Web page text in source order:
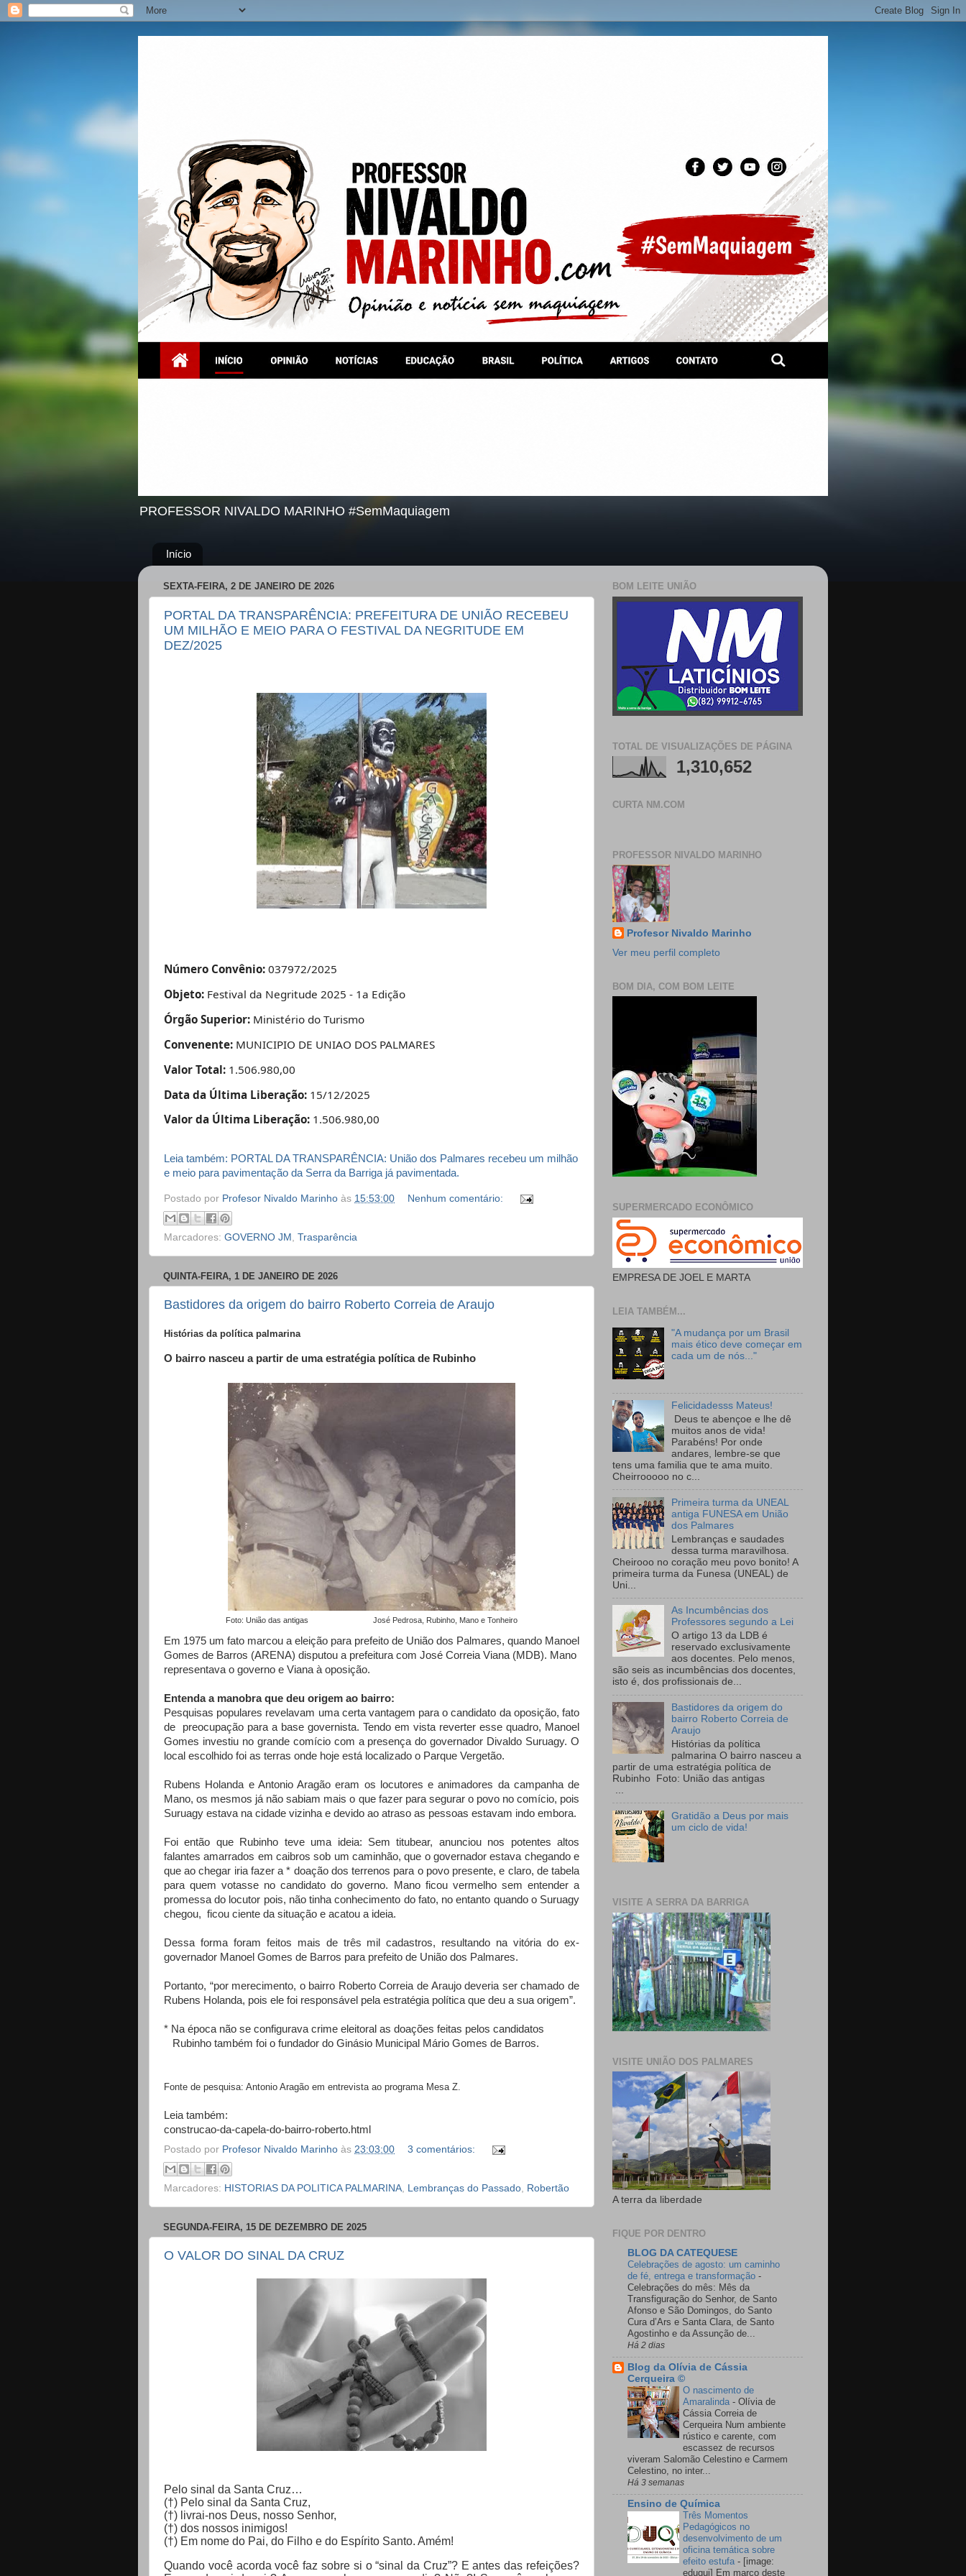
PROFESSOR NIVALDO MARINHO #SemMaquiagem
Início
SEXTA-FEIRA, 2 DE JANEIRO DE 2026
PORTAL DA TRANSPARÊNCIA: PREFEITURA DE UNIÃO RECEBEU
UM MILHÃO E MEIO PARA O FESTIVAL DA NEGRITUDE EM
DEZ/2025
Número Convênio: 037972/2025
Objeto: Festival da Negritude 2025 - 1a Edição
Órgão Superior: Ministério do Turismo
Convenente: MUNICIPIO DE UNIAO DOS PALMARES
Valor Total: 1.506.980,00
Data da Última Liberação: 15/12/2025
Valor da Última Liberação: 1.506.980,00
Leia também: PORTAL DA TRANSPARÊNCIA: União dos Palmares recebeu um milhão
e meio para pavimentação da Serra da Barriga já pavimentada.
Postado por Profesor Nivaldo Marinho às 15:53:00 Nenhum comentário:
Marcadores: GOVERNO JM Trasparência
QUINTA-FEIRA, 1 DE JANEIRO DE 2026
Bastidores da origem do bairro Roberto Correia de Araujo
Histórias da política palmarina
O bairro nasceu a partir de uma estratégia política de Rubinho
Foto: União das antigas José Pedrosa, Rubinho, Mano e Tonheiro
Em 1975 um fato marcou a eleição para prefeito de União dos Palmares, quando Manoel
Gomes de Barros (ARENA) disputou a prefeitura com José Correia Viana (MDB). Mano
representava o governo e Viana à oposição.
Entenda a manobra que deu origem ao bairro:
Pesquisas populares revelavam uma certa vantagem para o candidato da oposição, fato
de preocupação para a base governista. Tendo em vista reverter esse quadro, Manoel
Gomes investiu no grande comício com a presença do governador Divaldo Suruagy. O
local escolhido foi as terras onde hoje está localizado o Parque Vergetão.
Rubens Holanda e Antonio Aragão eram os locutores e animadores da campanha de
Mano, os mesmos já não sabiam mais o que fazer para segurar o povo no comício, pois
Suruagy estava na cidade vizinha e devido ao atraso as pessoas estavam indo embora.
Foi então que Rubinho teve uma ideia: Sem titubear, anunciou nos potentes altos
falantes amarrados em caibros sob um caminhão, que o governador estava chegando e
que ao chegar iria fazer a * doação dos terrenos para o povo presente, e claro, de tabela
para quem votasse no candidato do governo. Mano ficou vermelho sem entender a
promessa do locutor pois, não tinha conhecimento do fato, no entanto quando o Suruagy
chegou, ficou ciente da situação e acatou a ideia.
Dessa forma foram feitos mais de três mil cadastros, resultando na vitória do ex-
governador Manoel Gomes de Barros para prefeito de União dos Palmares.
Portanto, “por merecimento, o bairro Roberto Correia de Araujo deveria ser chamado de
Rubens Holanda, pois ele foi responsável pela estratégia política que deu a sua origem”.
* Na época não se configurava crime eleitoral as doações feitas pelos candidatos
Rubinho também foi o fundador do Ginásio Municipal Mário Gomes de Barros.
Fonte de pesquisa: Antonio Aragão em entrevista ao programa Mesa Z.
Leia também:
construcao-da-capela-do-bairro-roberto.html
Postado por Profesor Nivaldo Marinho às 23:03:00 3 comentários:
Marcadores: HISTORIAS DA POLITICA PALMARINA Lembranças do Passado Robertão
SEGUNDA-FEIRA, 15 DE DEZEMBRO DE 2025
O VALOR DO SINAL DA CRUZ
Pelo sinal da Santa Cruz…
(†) Pelo sinal da Santa Cruz,
(†) livrai-nos Deus, nosso Senhor,
(†) dos nossos inimigos!
(†) Em nome do Pai, do Filho e do Espírito Santo. Amém!
Quando você acorda você faz sobre si o “sinal da Cruz”? E antes das refeições?
BOM LEITE UNIÃO
TOTAL DE VISUALIZAÇÕES DE PÁGINA
1,310,652
CURTA NM.COM
PROFESSOR NIVALDO MARINHO
Profesor Nivaldo Marinho
Ver meu perfil completo
BOM DIA, COM BOM LEITE
SUPERMERCADO ECONÔMICO
EMPRESA DE JOEL E MARTA
LEIA TAMBÉM...
"A mudança por um Brasil
mais ético deve começar em
cada um de nós..."
Felicidadesss Mateus!
Deus te abençoe e lhe dê
muitos anos de vida!
Parabéns! Por onde
andares, lembre-se que
tens uma familia que te ama muito.
Cheirrooooo no c...
Primeira turma da UNEAL
antiga FUNESA em União
dos Palmares
Lembranças e saudades
dessa turma maravilhosa.
Cheirooo no coração meu povo bonito! A
primeira turma da Funesa (UNEAL) de
Uni...
As Incumbências dos
Professores segundo a Lei
O artigo 13 da LDB é
reservado exclusivamente
aos docentes. Pelo menos,
são seis as incumbências dos docentes,
isto é, dos profissionais de...
Bastidores da origem do
bairro Roberto Correia de
Araujo
Histórias da política
palmarina O bairro nasceu a
partir de uma estratégia política de
Rubinho Foto: União das antigas
Gratidão a Deus por mais
um ciclo de vida!
VISITE A SERRA DA BARRIGA
VISITE UNIÃO DOS PALMARES
A terra da liberdade
FIQUE POR DENTRO
BLOG DA CATEQUESE
Celebrações de agosto: um caminho
de fé, entrega e transformação -
Celebrações do mês: Mês da
Transfiguração do Senhor, de Santo
Afonso e São Domingos, do Santo
Cura d’Ars e Santa Clara, de Santo
Agostinho e da Assunção de...
Há 2 dias
Blog da Olívia de Cássia
Cerqueira ©
O nascimento de
Amaralinda - Olívia de
Cássia Correia de
Cerqueira Num ambiente
rústico e carente, com
escassez de recursos
viveram Salomão Celestino e Carmem
Celestino, no inter...
Há 3 semanas
Ensino de Química
Três Momentos
Pedagógicos no
desenvolvimento de um
oficina temática sobre
efeito estufa - [image:
eduqui] Em março deste